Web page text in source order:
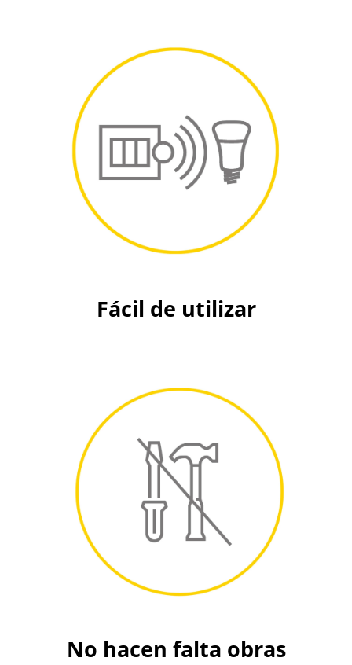
Fácil de utilizar
No hacen falta obras